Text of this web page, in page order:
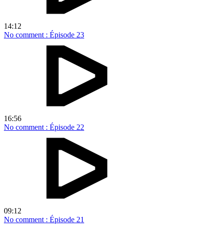
14:12
No comment : Épisode 23
16:56
No comment : Épisode 22
09:12
No comment : Épisode 21